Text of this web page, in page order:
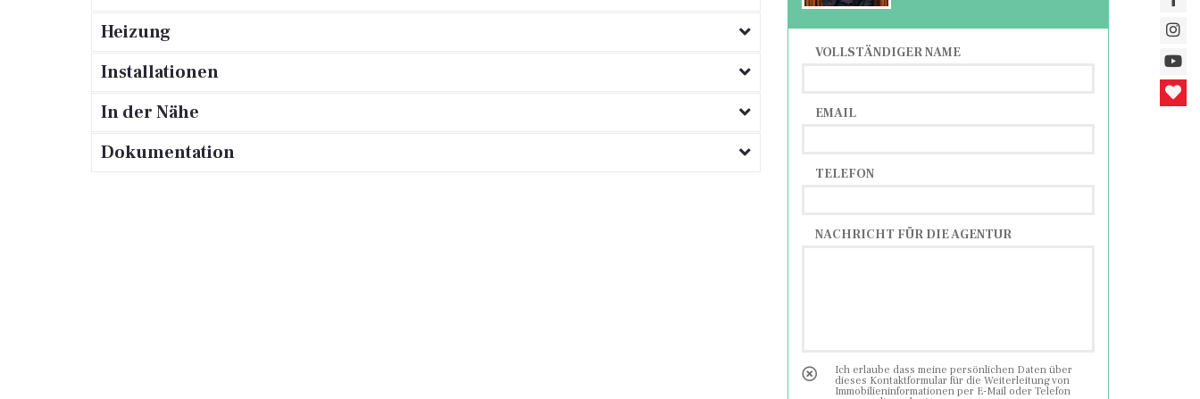
Heizung
Installationen
In der Nähe
Dokumentation
VOLLSTÄNDIGER NAME
EMAIL
TELEFON
NACHRICHT FÜR DIE AGENTUR
Ich erlaube dass meine persönlichen Daten über
dieses Kontaktformular für die Weiterleitung von
Immobilieninformationen per E-Mail oder Telefon